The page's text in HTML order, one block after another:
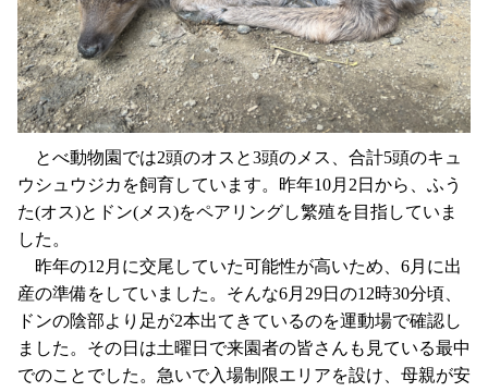
とべ動物園では2頭のオスと3頭のメス、合計5頭のキュ
ウシュウジカを飼育しています。昨年10月2日から、ふう
た(オス)とドン(メス)をペアリングし繁殖を目指していま
した。
昨年の12月に交尾していた可能性が高いため、6月に出
産の準備をしていました。そんな6月29日の12時30分頃、
ドンの陰部より足が2本出てきているのを運動場で確認し
ました。その日は土曜日で来園者の皆さんも見ている最中
でのことでした。急いで入場制限エリアを設け、母親が安